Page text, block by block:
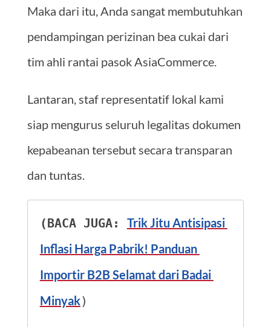
Maka dari itu, Anda sangat membutuhkan
pendampingan perizinan bea cukai dari
tim ahli rantai pasok AsiaCommerce.
Lantaran, staf representatif lokal kami
siap mengurus seluruh legalitas dokumen
kepabeanan tersebut secara transparan
dan tuntas.
(BACA JUGA: Trik Jitu Antisipasi
Inflasi Harga Pabrik! Panduan
Importir B2B Selamat dari Badai
Minyak)